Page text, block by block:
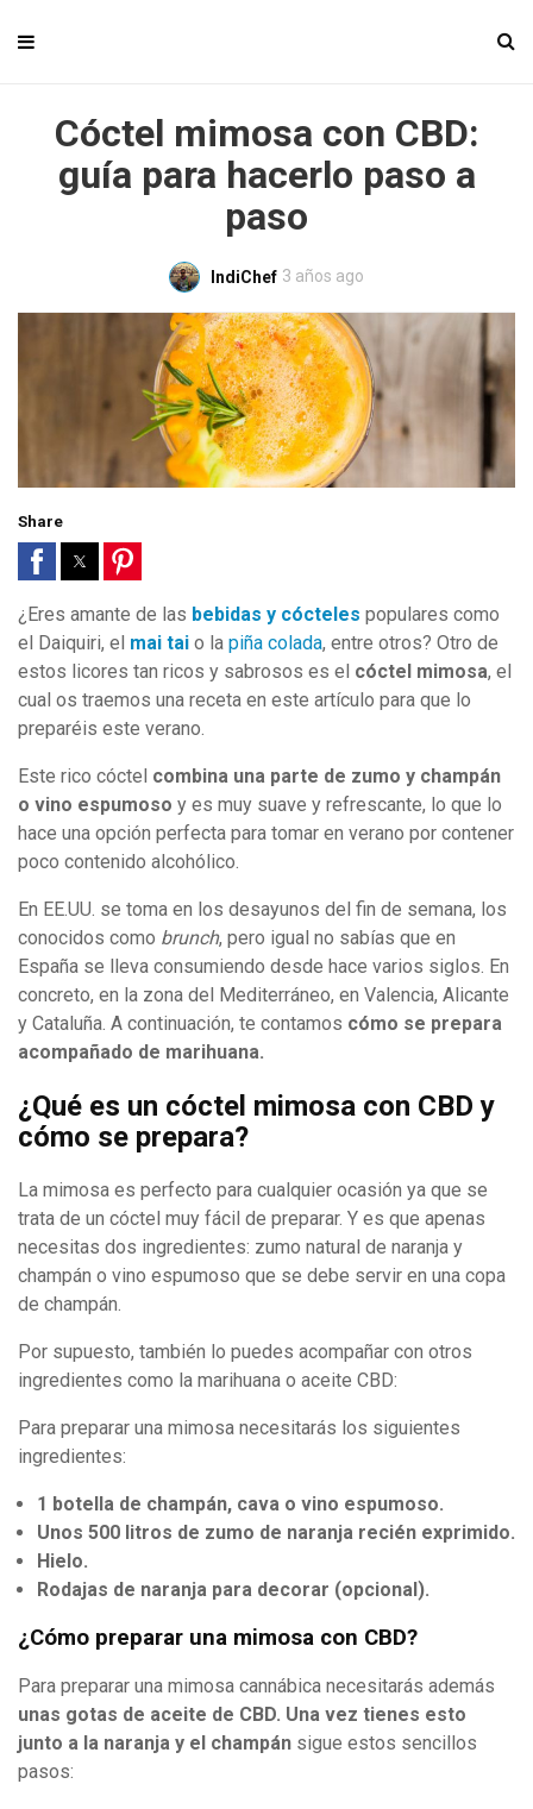
Cóctel mimosa con CBD:
guía para hacerlo paso a
paso
IndiChef 3 años ago
Share
¿Eres amante de las bebidas y cócteles populares como
el Daiquiri, el mai tai o la piña colada, entre otros? Otro de
estos licores tan ricos y sabrosos es el cóctel mimosa, el
cual os traemos una receta en este artículo para que lo
preparéis este verano.
Este rico cóctel combina una parte de zumo y champán
o vino espumoso y es muy suave y refrescante, lo que lo
hace una opción perfecta para tomar en verano por contener
poco contenido alcohólico.
En EE.UU. se toma en los desayunos del fin de semana, los
conocidos como brunch, pero igual no sabías que en
España se lleva consumiendo desde hace varios siglos. En
concreto, en la zona del Mediterráneo, en Valencia, Alicante
y Cataluña. A continuación, te contamos cómo se prepara
acompañado de marihuana.
¿Qué es un cóctel mimosa con CBD y
cómo se prepara?
La mimosa es perfecto para cualquier ocasión ya que se
trata de un cóctel muy fácil de preparar. Y es que apenas
necesitas dos ingredientes: zumo natural de naranja y
champán o vino espumoso que se debe servir en una copa
de champán.
Por supuesto, también lo puedes acompañar con otros
ingredientes como la marihuana o aceite CBD:
Para preparar una mimosa necesitarás los siguientes
ingredientes:
1 botella de champán, cava o vino espumoso.
Unos 500 litros de zumo de naranja recién exprimido.
Hielo.
Rodajas de naranja para decorar (opcional).
¿Cómo preparar una mimosa con CBD?
Para preparar una mimosa cannábica necesitarás además
unas gotas de aceite de CBD. Una vez tienes esto
junto a la naranja y el champán sigue estos sencillos
pasos: